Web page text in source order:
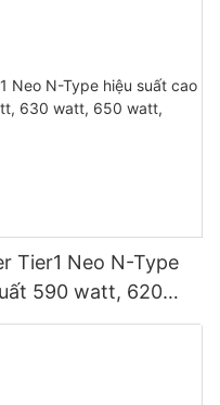
Tier1 Neo N-Type
590 watt, 620
module hai mặt.